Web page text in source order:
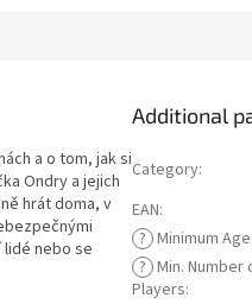
a o tom, jak si
Ondry a jejich
hrát doma, v
nebo se
Additional
Category:
EAN:
? Minimum Age
? Min. Number
Players: